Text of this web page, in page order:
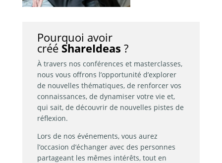
Pourquoi avoir
créé ShareIdeas ?
À travers nos conférences et masterclasses,
nous vous offrons l’opportunité d’explorer
de nouvelles thématiques, de renforcer vos
connaissances, de dynamiser votre vie et,
qui sait, de découvrir de nouvelles pistes de
réflexion.
Lors de nos événements, vous aurez
l’occasion d’échanger avec des personnes
partageant les mêmes intérêts, tout en